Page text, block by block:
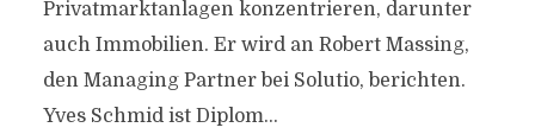
Privatmarktanlagen konzentrieren, darunter
auch Immobilien. Er wird an Robert Massing,
den Managing Partner bei Solutio, berichten.
Yves Schmid ist Diplom...